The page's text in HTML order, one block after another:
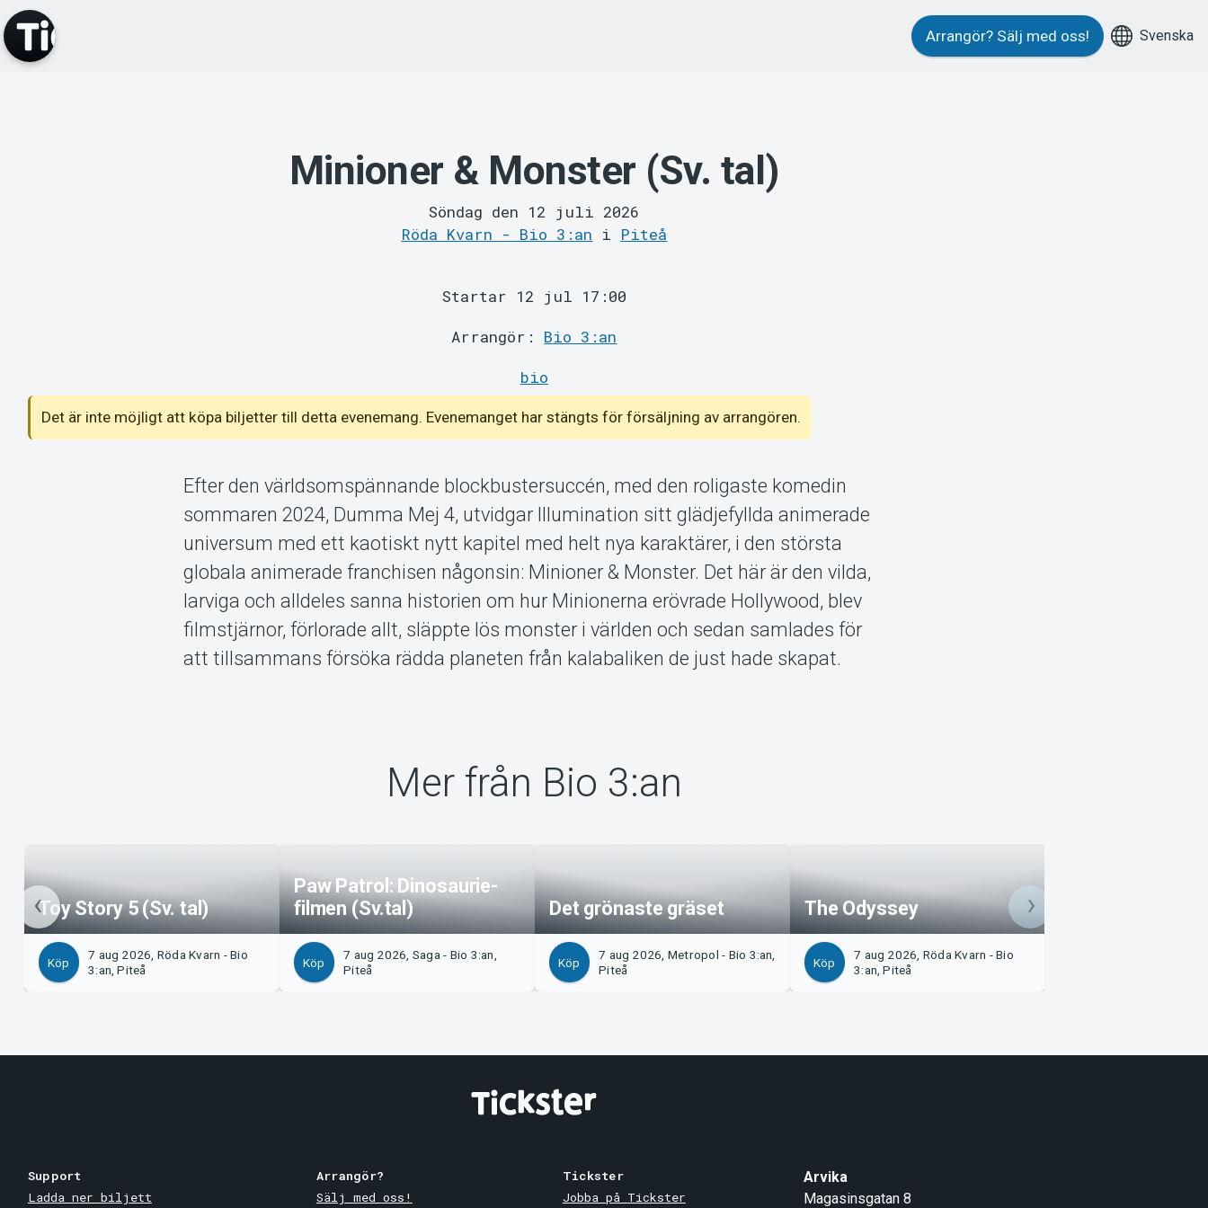
Arrangör? Sälj med oss! Svenska
Minioner & Monster (Sv. tal)
Söndag den 12 juli 2026
Röda Kvarn - Bio 3:an i Piteå
Startar 12 jul 17:00
Arrangör: Bio 3:an
bio
Det är inte möjligt att köpa biljetter till detta evenemang. Evenemanget har stängts för försäljning av arrangören.
Efter den världsomspännande blockbustersuccén, med den roligaste komedin
sommaren 2024, Dumma Mej 4, utvidgar Illumination sitt glädjefyllda animerade
universum med ett kaotiskt nytt kapitel med helt nya karaktärer, i den största
globala animerade franchisen någonsin: Minioner & Monster. Det här är den vilda,
larviga och alldeles sanna historien om hur Minionerna erövrade Hollywood, blev
filmstjärnor, förlorade allt, släppte lös monster i världen och sedan samlades för
att tillsammans försöka rädda planeten från kalabaliken de just hade skapat.
Mer från Bio 3:an
Toy Story 5 (Sv. tal)
Köp
7 aug 2026, Röda Kvarn - Bio
3:an, Piteå
Paw Patrol: Dinosaurie-
filmen (Sv.tal)
Köp
7 aug 2026, Saga - Bio 3:an,
Piteå
Det grönaste gräset
Köp
7 aug 2026, Metropol - Bio 3:an,
Piteå
The Odyssey
Köp
7 aug 2026, Röda Kvarn - Bio
3:an, Piteå
Support
Ladda ner biljett
Arrangör?
Sälj med oss!
Tickster
Jobba på Tickster
Arvika
Magasinsgatan 8